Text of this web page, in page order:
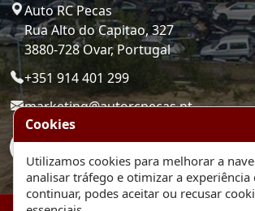
Auto RC Pecas
Rua Alto do Capitao, 327
3880-728 Ovar, Portugal
+351 914 401 299
marketing@autorcpecas.pt
Cookies
Utilizamos cookies para melhorar a
analisar tráfego e otimizar a experiência
continuar, podes aceitar ou recusar